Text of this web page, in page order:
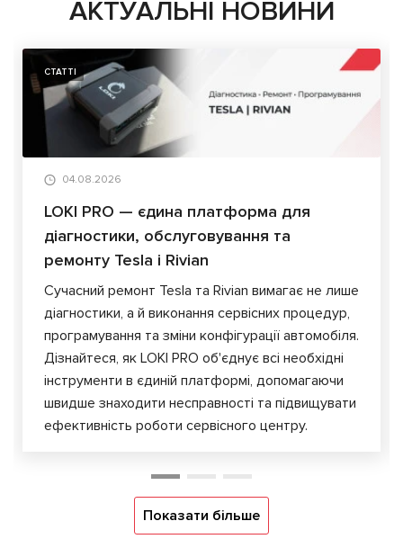
АКТУАЛЬНІ НОВИНИ
СТАТТІ
04.08.2026
LOKI PRO — єдина платформа для
діагностики, обслуговування та
ремонту Tesla і Rivian
Сучасний ремонт Tesla та Rivian вимагає не лише
діагностики, а й виконання сервісних процедур,
програмування та зміни конфігурації автомобіля.
Дізнайтеся, як LOKI PRO об'єднує всі необхідні
інструменти в єдиній платформі, допомагаючи
швидше знаходити несправності та підвищувати
ефективність роботи сервісного центру.
Показати більше